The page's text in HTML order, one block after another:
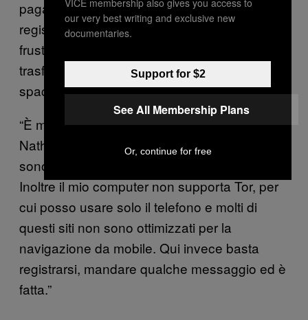
pagamento ci mette un po’ a essere
registrato, a volte anche giorni, il che è
frustrante. Con l’app si salta l’intermediario,
trasferendo il denaro direttamente allo
spacciatore.”
“È molto più conveniente,” mi ha detto
Nathan. “I mercati della droga sulla darknet
sono difficili da navigare, lenti e pieni di virus.
Inoltre il mio computer non supporta Tor, per
cui posso usare solo il telefono e molti di
questi siti non sono ottimizzati per la
navigazione da mobile. Qui invece basta
registrarsi, mandare qualche messaggio ed è
fatta.”
our very best writing and exclusive new
documentaries.
Support for $2
See All Membership Plans
Or, continue for free